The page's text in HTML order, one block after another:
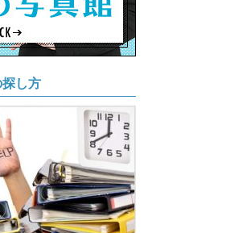
し方